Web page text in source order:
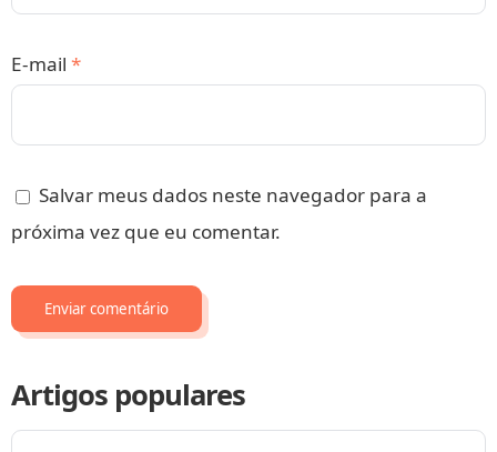
E-mail *
Salvar meus dados neste navegador para a
próxima vez que eu comentar.
Artigos populares